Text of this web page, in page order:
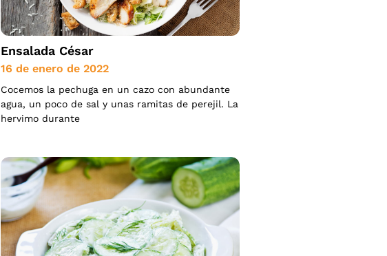
Ensalada César
16 de enero de 2022
Cocemos la pechuga en un cazo con abundante
agua, un poco de sal y unas ramitas de perejil. La
hervimo durante